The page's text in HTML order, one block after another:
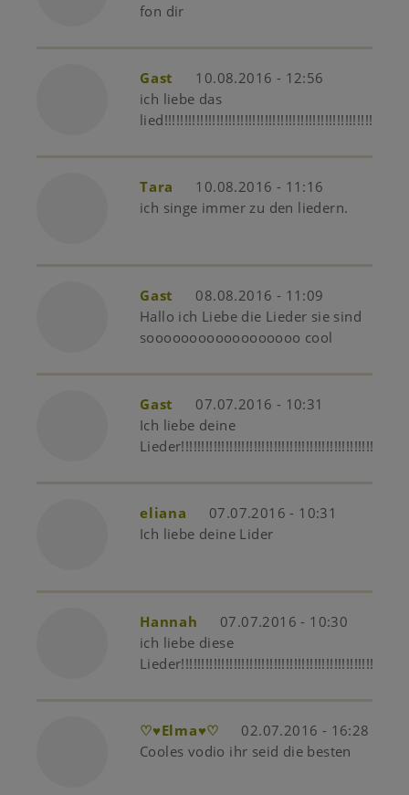
fon dir
Gast
10.08.2016 - 12:56
ich liebe das
Tara
10.08.2016 - 11:16
ich singe immer zu den liedern.
Gast
08.08.2016 - 11:09
Hallo ich Liebe die Lieder sie sind
soooooooooooooooooo cool
Gast
07.07.2016 - 10:31
Ich liebe deine
eliana
07.07.2016 - 10:31
Ich liebe deine Lider
Hannah
07.07.2016 - 10:30
ich liebe diese
Lieder!!!!!!!!!!!!!!!!!!!!!!!!!!!!!!!!!!!!!!!!!!!!!!!!!!
♡♥Elma♥♡
02.07.2016 - 16:28
Cooles vodio ihr seid die besten